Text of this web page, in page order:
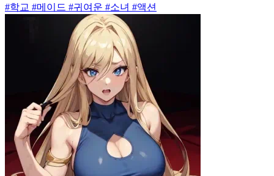
#학교 #메이드 #귀여운 #소녀 #액션